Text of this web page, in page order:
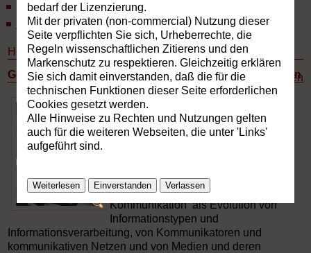
Publikationen
Aktuelles
Historiographie kultureller Kommunikation
Geschichte kultureller Kommunikation und ihrer Medien
Drucken
Kulturgeschichte als Kommunikations- und
Mediengeschichte
Die triadische Historiographie
betrachtet die Geschichte kultureller
Kommunikation als Evolution von
Informationstypen und
Informationsverarbeitung, von Kommunikatoren und
kommunikativen Netzen und von Medien und deren
bedarf der Lizenzierung.
Mit der privaten (non-commercial) Nutzung dieser
Seite verpflichten Sie sich, Urheberrechte, die
Regeln wissenschaftlichen Zitierens und den
Markenschutz zu respektieren. Gleichzeitig erklären
Sie sich damit einverstanden, daß die für die
technischen Funktionen dieser Seite erforderlichen
Cookies gesetzt werden.
Alle Hinweise zu Rechten und Nutzungen gelten
auch für die weiteren Webseiten, die unter 'Links'
aufgeführt sind.
Weiterlesen Einverstanden Verlassen